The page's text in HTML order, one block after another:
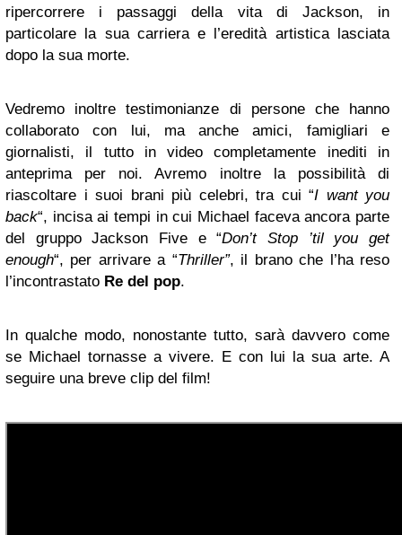
ripercorrere i passaggi della vita di Jackson, in
particolare la sua carriera e l’eredità artistica lasciata
dopo la sua morte.
Vedremo inoltre testimonianze di persone che hanno
collaborato con lui, ma anche amici, famigliari e
giornalisti, il tutto in video completamente inediti in
anteprima per noi. Avremo inoltre la possibilità di
riascoltare i suoi brani più celebri, tra cui “I want you
back“, incisa ai tempi in cui Michael faceva ancora parte
del gruppo Jackson Five e “Don’t Stop ’til you get
enough“, per arrivare a “Thriller”, il brano che l’ha reso
l’incontrastato Re del pop.
In qualche modo, nonostante tutto, sarà davvero come
se Michael tornasse a vivere. E con lui la sua arte. A
seguire una breve clip del film!